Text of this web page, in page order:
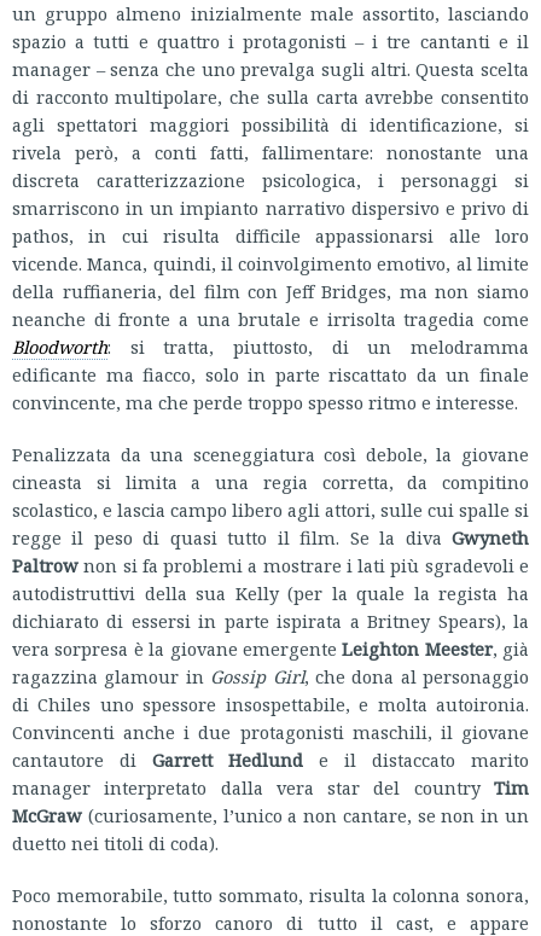
un gruppo almeno inizialmente male assortito, lasciando
spazio a tutti e quattro i protagonisti – i tre cantanti e il
manager – senza che uno prevalga sugli altri. Questa scelta
di racconto multipolare, che sulla carta avrebbe consentito
agli spettatori maggiori possibilità di identificazione, si
rivela però, a conti fatti, fallimentare: nonostante una
discreta caratterizzazione psicologica, i personaggi si
smarriscono in un impianto narrativo dispersivo e privo di
pathos, in cui risulta difficile appassionarsi alle loro
vicende. Manca, quindi, il coinvolgimento emotivo, al limite
della ruffianeria, del film con Jeff Bridges, ma non siamo
neanche di fronte a una brutale e irrisolta tragedia come
Bloodworth: si tratta, piuttosto, di un melodramma
edificante ma fiacco, solo in parte riscattato da un finale
convincente, ma che perde troppo spesso ritmo e interesse.
Penalizzata da una sceneggiatura così debole, la giovane
cineasta si limita a una regia corretta, da compitino
scolastico, e lascia campo libero agli attori, sulle cui spalle si
regge il peso di quasi tutto il film. Se la diva Gwyneth
Paltrow non si fa problemi a mostrare i lati più sgradevoli e
autodistruttivi della sua Kelly (per la quale la regista ha
dichiarato di essersi in parte ispirata a Britney Spears), la
vera sorpresa è la giovane emergenteLeighton Meester, già
ragazzina glamour in Gossip Girl, che dona al personaggio
di Chiles uno spessore insospettabile, e molta autoironia.
Convincenti anche i due protagonisti maschili, il giovane
cantautore di Garrett Hedlund e il distaccato marito
manager interpretato dalla vera star del country Tim
McGraw (curiosamente, l’unico a non cantare, se non in un
duetto nei titoli di coda).
Poco memorabile, tutto sommato, risulta la colonna sonora,
nonostante lo sforzo canoro di tutto il cast, e appare